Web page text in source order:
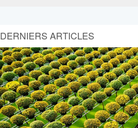
DERNIERS ARTICLES